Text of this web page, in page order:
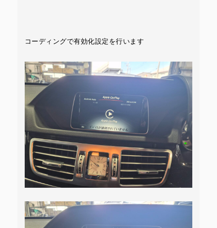
コーディングで有効化設定を行います